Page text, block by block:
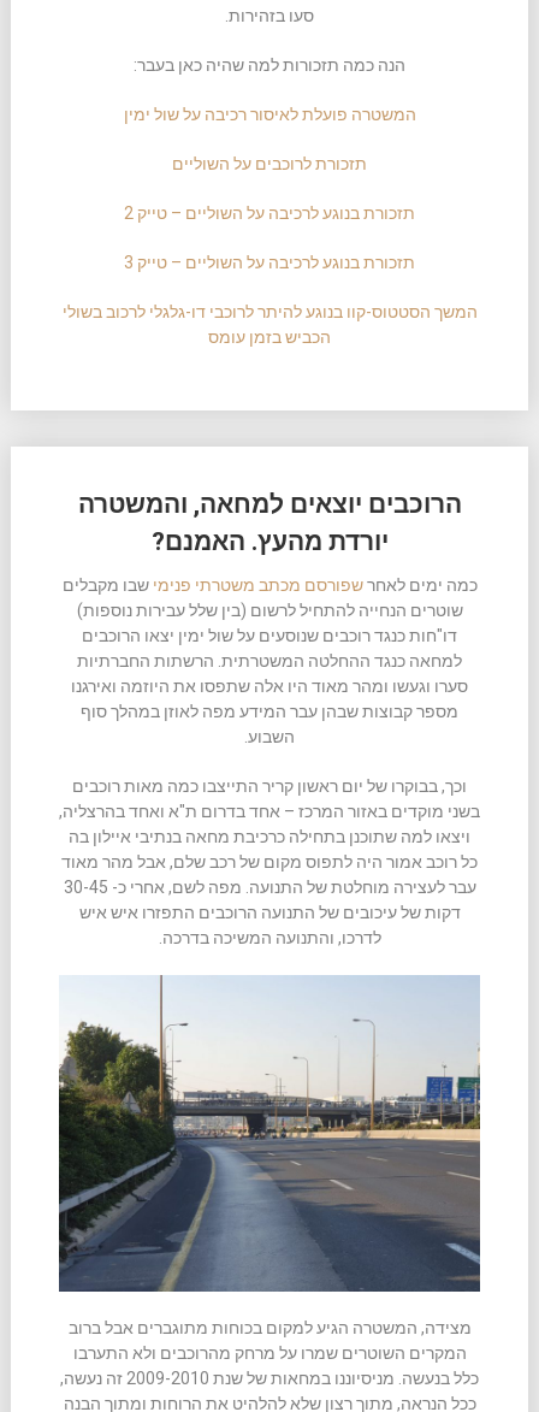
סעו בזהירות.
הנה כמה תזכורות למה שהיה כאן בעבר:
המשטרה פועלת לאיסור רכיבה על שול ימין
תזכורת לרוכבים על השוליים
תזכורת בנוגע לרכיבה על השוליים – טייק 2
תזכורת בנוגע לרכיבה על השוליים – טייק 3
המשך הסטטוס-קוו בנוגע להיתר לרוכבי דו-גלגלי לרכוב בשולי
הכביש בזמן עומס
הרוכבים יוצאים למחאה, והמשטרה
יורדת מהעץ. האמנם?
כמה ימים לאחרשפורסם מכתב משטרתי פנימי שבו מקבלים
שוטרים הנחייה להתחיל לרשום (בין שלל עבירות נוספות)
דו"חות כנגד רוכבים שנוסעים על שול ימין יצאו הרוכבים
למחאה כנגד ההחלטה המשטרתית. הרשתות החברתיות
סערו וגעשו ומהר מאוד היו אלה שתפסו את היוזמה ואירגנו
מספר קבוצות שבהן עבר המידע מפה לאוזן במהלך סוף
השבוע.
וכך, בבוקרו של יום ראשון קריר התייצבו כמה מאות רוכבים
בשני מוקדים באזור המרכז – אחד בדרום ת"א ואחד בהרצליה,
ויצאו למה שתוכנן בתחילה כרכיבת מחאה בנתיבי איילון בה
כל רוכב אמור היה לתפוס מקום של רכב שלם, אבל מהר מאוד
עבר לעצירה מוחלטת של התנועה. מפה לשם, אחרי כ- 30-45
דקות של עיכובים של התנועה הרוכבים התפזרו איש איש
לדרכו, והתנועה המשיכה בדרכה.
מצידה, המשטרה הגיע למקום בכוחות מתוגברים אבל ברוב
המקרים השוטרים שמרו על מרחק מהרוכבים ולא התערבו
כלל בנעשה. מניסיוננו במחאות של שנת 2009-2010 זה נעשה,
ככל הנראה, מתוך רצון שלא להלהיט את הרוחות ומתוך הבנה